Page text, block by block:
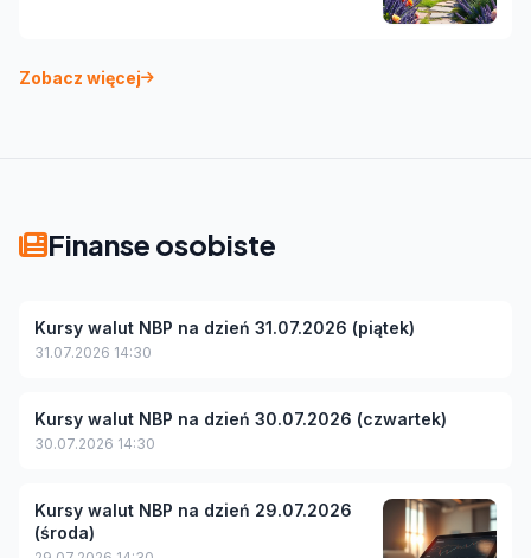
Zobacz więcej
Finanse osobiste
Kursy walut NBP na dzień 31.07.2026 (piątek)
31.07.2026 14:30
Kursy walut NBP na dzień 30.07.2026 (czwartek)
30.07.2026 14:30
Kursy walut NBP na dzień 29.07.2026
(środa)